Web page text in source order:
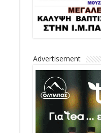
Advertisement